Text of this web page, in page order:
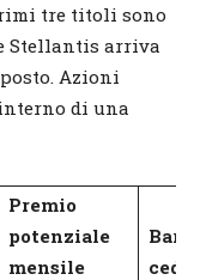
tre titoli sono
Stellantis arriva
Azioni
di una
Premio
potenziale
mensile